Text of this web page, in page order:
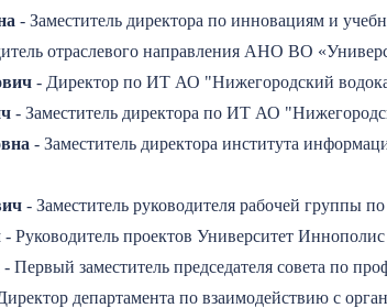
- Заместитель директора по инновациям и
отраслевого направления АНО ВО
- Директор по ИТ АО "Нижегородский
- Заместитель директора по ИТ АО
- Заместитель директора института
- Заместитель руководителя рабочей группы
- Руководитель проектов Университет Иннополис
- Первый заместитель председателя совета по
департамента по взаимодействию с